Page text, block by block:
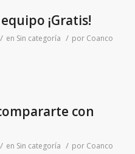
¡Gratis!
/ en Sin categoría / por Coanco
con
/ en Sin categoría / por Coanco